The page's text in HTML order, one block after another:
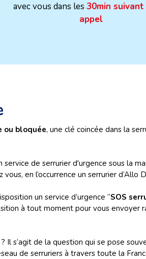
avec vous dans les 30min
appel
ou bloquée, une clé coincée dans la
de serrurier d'urgence sous la
en l’occurrence un serrurier d’Allo
un service d’urgence “SOS
à tout moment pour vous envoyer
? Il s’agit de la question qui se pose
de serruriers à travers toute la